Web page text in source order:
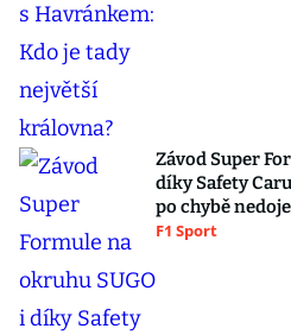
Závod Super
díky Safety
po chybě
F1 Sport